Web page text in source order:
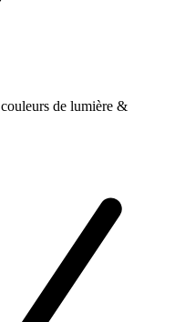
de lumière &